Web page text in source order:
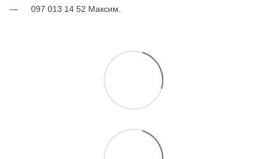
097 013 14 52 Максим.